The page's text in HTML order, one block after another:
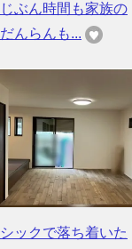
じぶん時間も家族の
だんらんも...
シックで落ち着いた